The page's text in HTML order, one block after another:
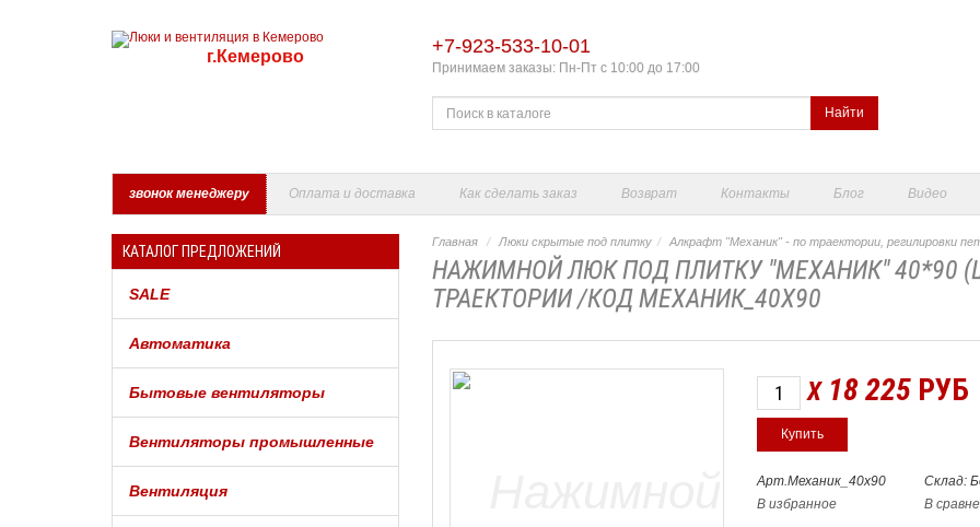
г.Кемерово +7-923-533-10-01
Принимаем заказы: Пн-Пт с 10:00 до 17:00
Найти
звонок менеджеру Оплата и доставка Как сделать заказ Возврат Контакты Блог Видео
КАТАЛОГ ПРЕДЛОЖЕНИЙ
SALE
Автоматика
Бытовые вентиляторы
Вентиляторы промышленные
Вентиляция
Главная Люки скрытые под плитку Алкрафт "Механик" - по траектории, регилировки
НАЖИМНОЙ ЛЮК ПОД ПЛИТКУ "МЕХАНИК" 40*90
ТРАЕКТОРИИ /КОД МЕХАНИК_40Х90
X 18 225 РУБ
Арт.Механик_40х90
Склад:
В избранное
В